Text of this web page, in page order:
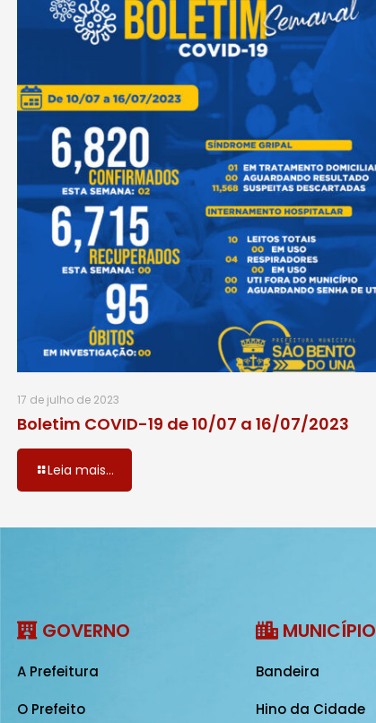
17 de julho de 2023
Boletim COVID-19 de 10/07 a 16/07/2023
Leia mais...
GOVERNO
A Prefeitura
O Prefeito
MUNICÍPIO
Bandeira
Hino da Cidade